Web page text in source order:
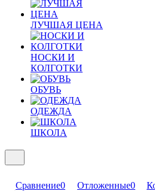
ЛУЧШАЯ ЦЕНА
НОСКИ И
КОЛГОТКИ
ОБУВЬ
ОДЕЖДА
ШКОЛА
Сравнение0 Отложенные0